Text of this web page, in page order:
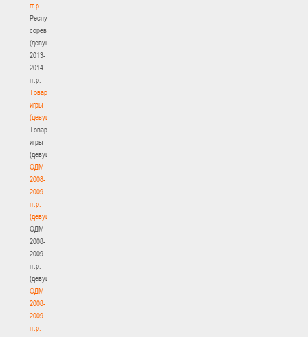
гг.р.
Республиканские
соревнования
(девушки)
2013-
2014
гг.р.
Товарищеские
игры
(девушки)
Товарищеские
игры
(девушки)
ОДМ
2008-
2009
гг.р.
(девушки)
ОДМ
2008-
2009
гг.р.
(девушки)
ОДМ
2008-
2009
гг.р.